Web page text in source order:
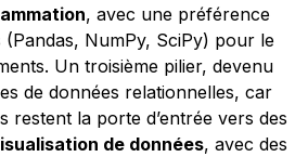
, avec une préférence
(Pandas, NumPy, SciPy) pour le
Un troisième pilier, devenu
de données relationnelles, car
restent la porte d’entrée vers des
de données, avec des